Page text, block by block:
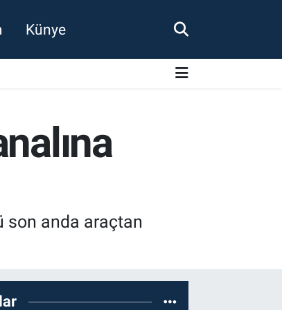
Künye
son anda araçtan